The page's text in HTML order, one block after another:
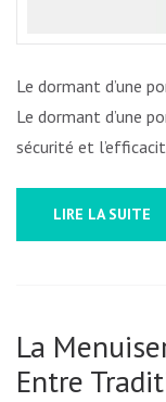
Le dormant d’une
Le dormant d’une
sécurité et
LIRE LA SUITE
La
Entre